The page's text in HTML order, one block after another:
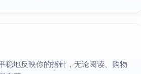
稳地反映你的指针，无论阅读、购物